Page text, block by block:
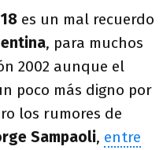
es un mal recuerdo
, para muchos
2002 aunque el
poco más digno por
los rumores de
Sampaoli, entre